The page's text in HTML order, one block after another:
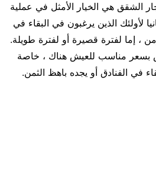
الشقق هي الخيار الأمثل في عملية
لأولئك الذين يرغبون في البقاء في
، إما لفترة قصيرة أو لفترة طويلة.
بسعر مناسب للعيش هناك ، خاصة
في الفنادق أو يجده باهظ الثمن.